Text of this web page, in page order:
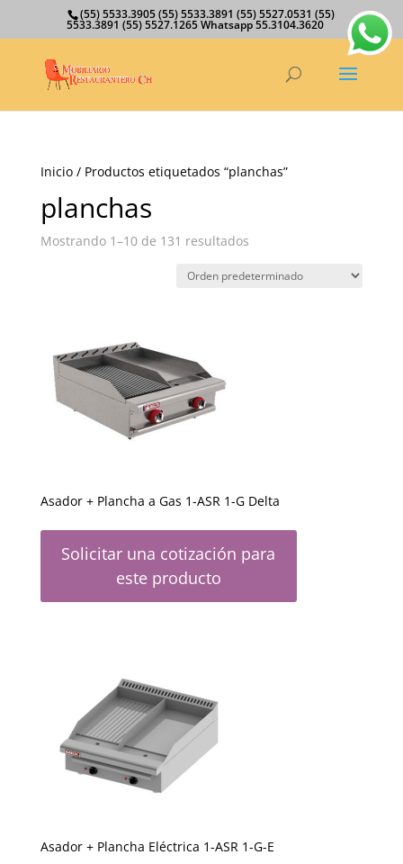
(55) 5533.3905 (55) 5533.3891 (55) 5527.0531 (55)
5533.3891 (55) 5527.1265 Whatsapp 55.3104.3620
Inicio/ Productos etiquetados “planchas”
planchas
Mostrando 1–10 de 131 resultados
Asador + Plancha a Gas 1-ASR 1-G Delta
Solicitar una cotización para
este producto
Asador + Plancha Eléctrica 1-ASR 1-G-E